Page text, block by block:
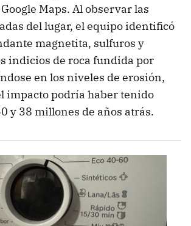
Maps. Al observar las
del lugar, el equipo identificó
magnetita, sulfuros y
indicios de roca fundida por
en los niveles de erosión,
impacto podría haber tenido
y 38 millones de años atrás.